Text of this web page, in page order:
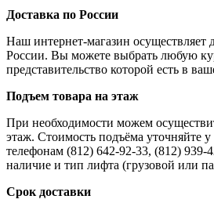
Доставка по России
Наш интернет-магазин осуществляет
России. Вы можете выбрать любую
представительство которой есть в
Подъем товара на этаж
При необходимости можем
этаж. Стоимость подъёма уточняйте
телефонам (812) 642-92-33, (812) 939-
наличие и тип лифта (грузовой или
Срок доставки